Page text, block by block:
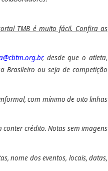
TMB é muito fácil. Confira as
, desde que o atleta,
Brasileiro ou seja de competição
com mínimo de oito linhas
conter crédito.Notas sem imagens
nome dos eventos, locais, datas,